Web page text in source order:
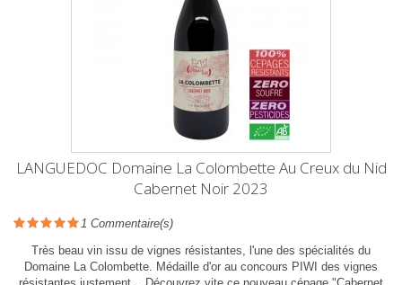
LANGUEDOC Domaine La Colombette Au Creux du Nid
Cabernet Noir 2023
1 Commentaire(s)
Très beau vin issu de vignes résistantes, l'une des spécialités du
Domaine La Colombette. Médaille d'or au concours PIWI des vignes